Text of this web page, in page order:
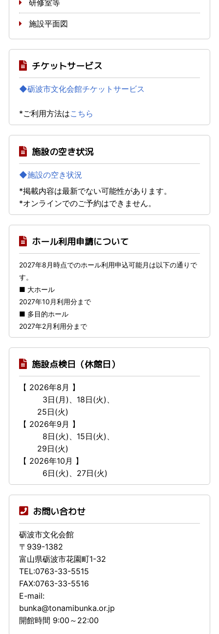
研修室等
施設平面図
チケットサービス
◆砺波市文化会館チケットサービス
*ご利用方法はこちら
施設の空き状況
◆施設の空き状況
*掲載内容は最新でない可能性があります。
*オンラインでのご予約はできません。
ホール利用申請について
2027年8月時点でのホール利用申込可能月は以下の通りで
す。
■ 大ホール
2027年10月利用分まで
■ 多目的ホール
2027年2月利用分まで
施設点検日（休館日）
【 2026年8月 】
3日(月)、18日(火)、
25日(火)
【 2026年9月 】
8日(火)、15日(火)、
29日(火)
【 2026年10月 】
6日(火)、27日(火)
お問い合わせ
砺波市文化会館
〒939-1382
富山県砺波市花園町1-32
TEL:0763-33-5515
FAX:0763-33-5516
E-mail:
bunka@tonamibunka.or.jp
開館時間 9:00～22:00